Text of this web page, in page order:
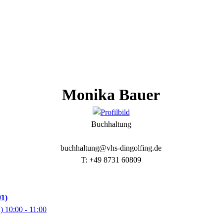
Monika Bauer
Buchhaltung
buchhaltung@vhs-dingolfing.de
T: +49 8731 60809
10:00 - 11:00